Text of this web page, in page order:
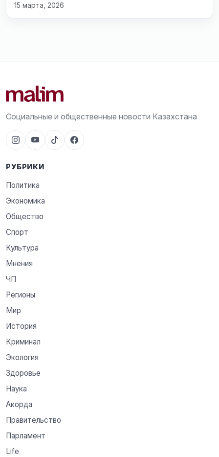
15 марта, 2026
Социальные и общественные новости Казахстана
РУБРИКИ
Политика
Экономика
Общество
Спорт
Культура
Мнения
ЧП
Регионы
Мир
История
Криминал
Экология
Здоровье
Наука
Акорда
Правительство
Парламент
Life